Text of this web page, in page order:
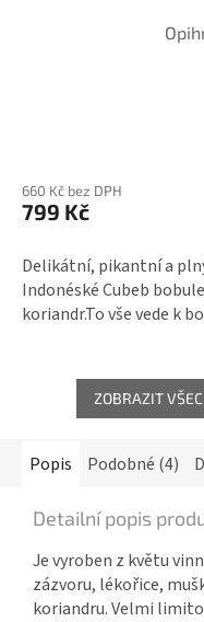
660 Kč bez DPH
799 Kč
Delikátní, pikantní a
Indonéské Cubeb
koriandr.To vše vede k
ZOBRAZIT
Popis Podobné (4)
Detailní popis
Je vyroben z květu
zázvoru, lékořice,
koriandru. Velmi